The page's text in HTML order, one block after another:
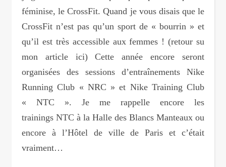
féminise, le CrossFit. Quand je vous disais que le
CrossFit n’est pas qu’un sport de « bourrin » et
qu’il est très accessible aux femmes ! (retour su
mon article ici) Cette année encore seront
organisées des sessions d’entraînements Nike
Running Club « NRC » et Nike Training Club
« NTC ». Je me rappelle encore les
trainings NTC à la Halle des Blancs Manteaux ou
encore à l’Hôtel de ville de Paris et c’était
vraiment…